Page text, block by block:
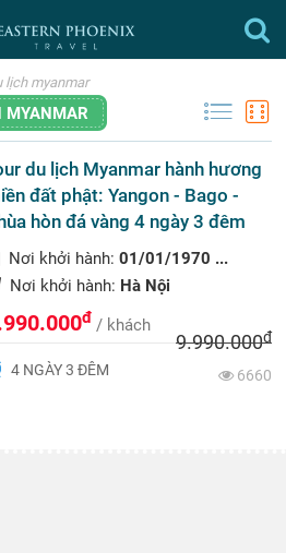
lịch myanmar
MYANMAR
du lịch Myanmar hành hương
đất phật: Yangon - Bago -
hòn đá vàng 4 ngày 3 đêm
Nơi khởi hành:01/01/1970 ...
Nơi khởi hành: Hà Nội
đ / khách
9.990.000đ
4 NGÀY 3 ĐÊM
6660